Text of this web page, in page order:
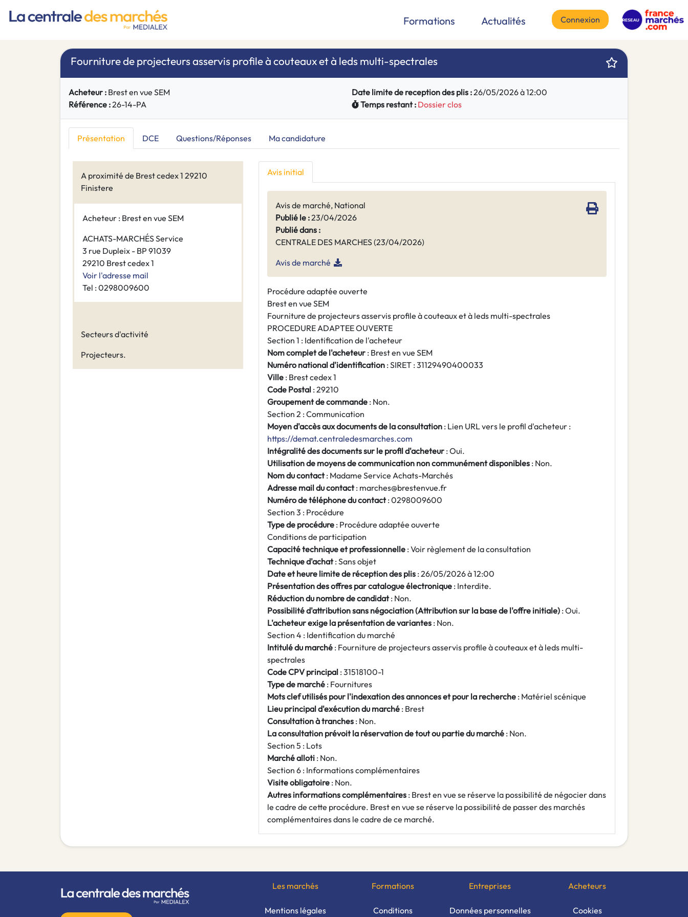
Formations Actualités Connexion
Fourniture de projecteurs asservis profile à couteaux et à leds multi-spectrales
Acheteur : Brest en vue SEM
Référence :26-14-PA
Date limite de reception des plis :26/05/2026 à 12:00
Temps restant : Dossier clos
Présentation DCE Questions/Réponses Ma candidature
A proximité de Brest cedex 1 29210
Finistere
Acheteur : Brest en vue SEM
ACHATS-MARCHÉS Service
3 rue Dupleix - BP 91039
29210 Brest cedex 1
Voir l'adresse mail
Tel : 0298009600
Secteurs d'activité
Projecteurs.
Avis initial
Avis de marché, National
Publié le :23/04/2026
Publié dans :
CENTRALE DES MARCHES (23/04/2026)
Avis de marché
Procédure adaptée ouverte
Brest en vue SEM
Fourniture de projecteurs asservis profile à couteaux et à leds multi-spectrales
PROCEDURE ADAPTEE OUVERTE
Section 1 : Identification de l'acheteur
Nom complet de l'acheteur : Brest en vue SEM
Numéro national d'identification : SIRET : 31129490400033
Ville : Brest cedex 1
Code Postal : 29210
Groupement de commande : Non.
Section 2 : Communication
Moyen d'accès aux documents de la consultation : Lien URL vers le profil d'acheteur :
https://demat.centraledesmarches.com
Intégralité des documents sur le profil d'acheteur : Oui.
Utilisation de moyens de communication non communément disponibles : Non.
Nom du contact: Madame Service Achats-Marchés
Adresse mail du contact: marches@brestenvue.fr
Numéro de téléphone du contact: 0298009600
Section 3 : Procédure
Type de procédure : Procédure adaptée ouverte
Conditions de participation
Capacité technique et professionnelle : Voir règlement de la consultation
Technique d'achat: Sans objet
Date et heure limite de réception des plis : 26/05/2026 à 12:00
Présentation des offres par catalogue électronique : Interdite.
Réduction du nombre de candidat: Non.
Possibilité d'attribution sans négociation (Attribution sur la base de l'offre initiale) : Oui.
L'acheteur exige la présentation de variantes : Non.
Section 4 : Identification du marché
Intitulé du marché : Fourniture de projecteurs asservis profile à couteaux et à leds multi-
spectrales
Code CPV principal : 31518100-1
Type de marché : Fournitures
Mots clef utilisés pour l'indexation des annonces et pour la recherche : Matériel scénique
Lieu principal d'exécution du marché : Brest
Consultation à tranches : Non.
La consultation prévoit la réservation de tout ou partie du marché : Non.
Section 5 : Lots
Marché alloti : Non.
Section 6 : Informations complémentaires
Visite obligatoire : Non.
Autres informations complémentaires : Brest en vue se réserve la possibilité de négocier dans
le cadre de cette procédure. Brest en vue se réserve la possibilité de passer des marchés
complémentaires dans le cadre de ce marché.
Les marchés
Mentions légales
Formations
Conditions
Entreprises
Données personnelles
Acheteurs
Cookies